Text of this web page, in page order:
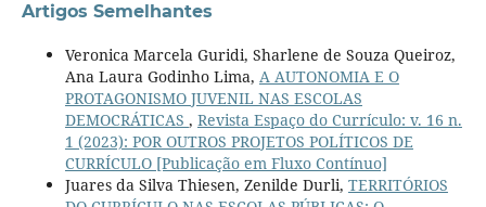
Artigos Semelhantes
Veronica Marcela Guridi, Sharlene de Souza Queiroz,
Ana Laura Godinho Lima, A AUTONOMIA E O
PROTAGONISMO JUVENIL NAS ESCOLAS
DEMOCRÁTICAS , Revista Espaço do Currículo: v. 16 n.
1 (2023): POR OUTROS PROJETOS POLÍTICOS DE
CURRÍCULO [Publicação em Fluxo Contínuo]
Juares da Silva Thiesen, Zenilde Durli, TERRITÓRIOS